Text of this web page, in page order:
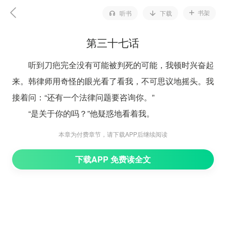
听书 下载 书架
第三十七话
听到刀疤完全没有可能被判死的可能，我顿时兴奋起
来。韩律师用奇怪的眼光看了看我，不可思议地摇头。我
接着问：“还有一个法律问题要咨询你。”
“是关于你的吗？”他疑惑地看着我。
我冲他耸耸肩，“不是。也是我们监舍里一个请不起
再问一个问题，咱们就讨论我的案子好不好？
本章为付费章节，请下载APP后继续阅读
下载APP 免费读全文